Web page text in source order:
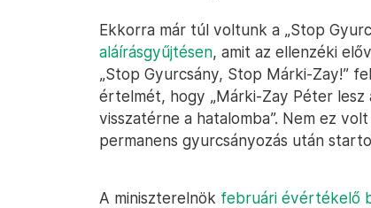
Ekkorra már túl voltunk a „Stop
aláírásgyűjtésen, amit az ellenzéki
„Stop Gyurcsány, Stop Márki-Zay!”
értelmét, hogy „Márki-Zay Péter lesz
visszatérne a hatalomba”. Nem ez
permanens gyurcsányozás után
A miniszterelnök februári évértékelő